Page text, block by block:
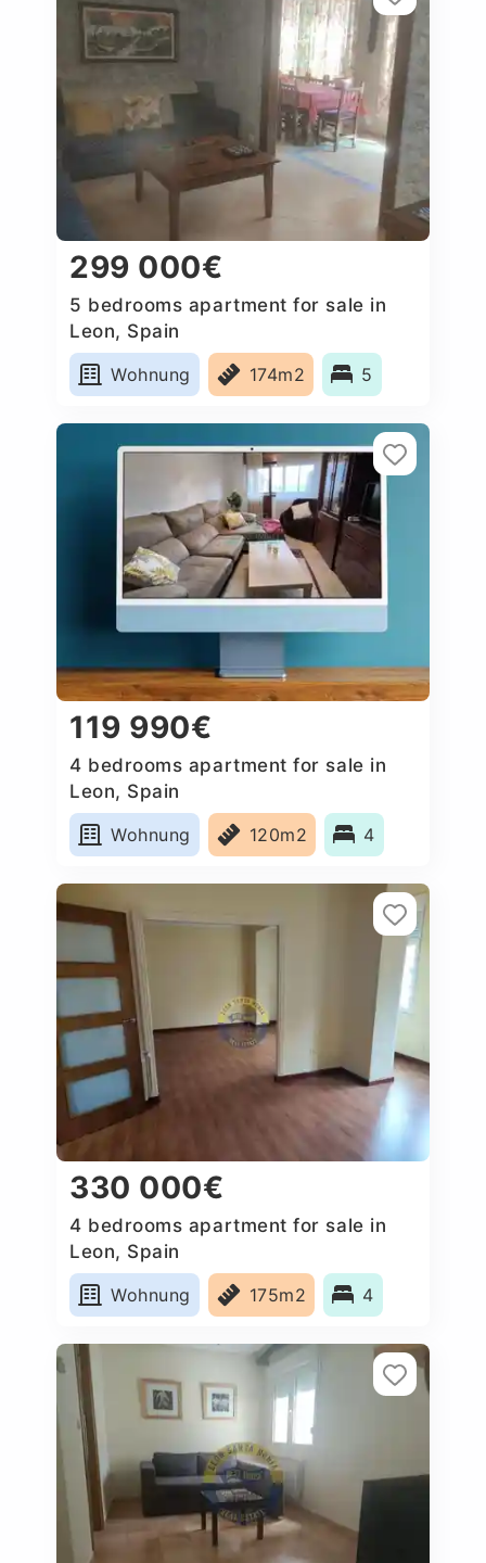
299 000€
5 bedrooms apartment for sale in
Leon, Spain
Wohnung
174m2 5
119 990€
4 bedrooms apartment for sale in
Leon, Spain
Wohnung
120m2 4
330 000€
4 bedrooms apartment for sale in
Leon, Spain
Wohnung
175m2 4